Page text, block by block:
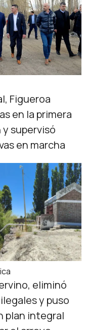
Figueroa
en la primera
supervisó
en marcha
eliminó
y puso
plan integral